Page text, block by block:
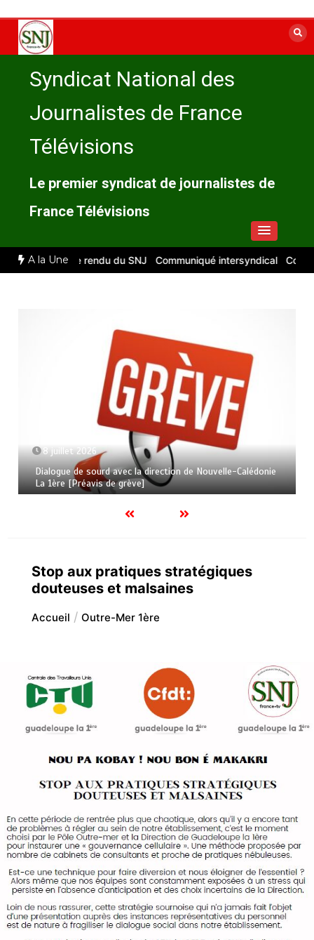
contenu
Syndicat National des
Journalistes de France
Télévisions
Le premier syndicat de journalistes de
France Télévisions
A la Une
: compte rendu du SNJ Communiqué intersyndical Compte-
8 juillet 2026
Dialogue de sourd avec la direction de Nouvelle-Calédonie
La 1ère [Préavis de grève]
Stop aux pratiques stratégiques
douteuses et malsaines
Accueil Outre-Mer 1ère